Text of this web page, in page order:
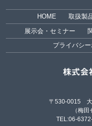
HOME 取扱製
展示会・セミナー
プライバシ
〒530-0015 大
（梅
TEL:06-